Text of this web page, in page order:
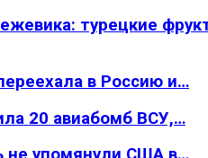
турецкие
в Россию и…
20 авиабомб ВСУ,…